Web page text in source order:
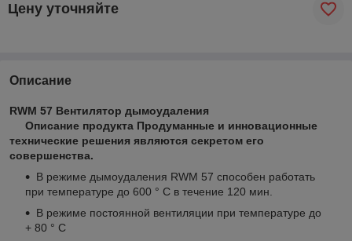
Цену уточняйте
Описание
RWM 57 Вентилятор дымоудаления
Описание продукта Продуманные и инновационные
технические решения являются секретом его
совершенства.
В режиме дымоудаления RWM 57 способен работать
при температуре до 600 ° C в течение 120 мин.
В режиме постоянной вентиляции при температуре до
+ 80 ° C